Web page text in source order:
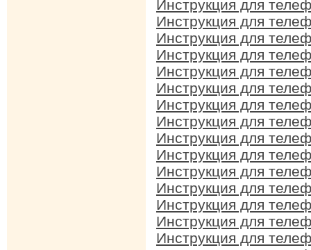
Инструкция для
Инструкция для
Инструкция для
Инструкция для
Инструкция для
Инструкция для
Инструкция для
Инструкция для
Инструкция для
Инструкция для
Инструкция для
Инструкция для
Инструкция для
Инструкция для
Инструкция для